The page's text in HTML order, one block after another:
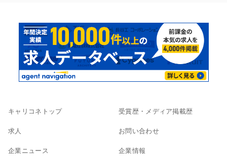
キャリコネトップ
求人
企業ニュース
受賞歴・メディア掲載歴
お問い合わせ
企業情報